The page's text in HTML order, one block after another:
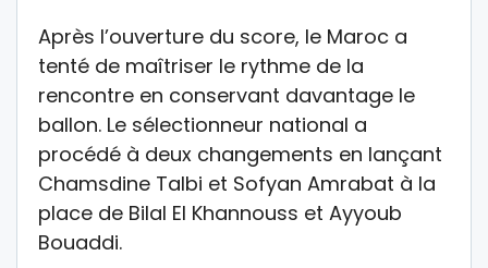
Après l’ouverture du score, le Maroc a
tenté de maîtriser le rythme de la
rencontre en conservant davantage le
ballon. Le sélectionneur national a
procédé à deux changements en lançant
Chamsdine Talbi et Sofyan Amrabat à la
place de Bilal El Khannouss et Ayyoub
Bouaddi.